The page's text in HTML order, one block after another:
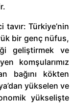
tavır: Türkiye’nin
bir genç nüfus,
geliştirmek ve
komşularımız
bağını kökten
yükselen ve
yükselişte